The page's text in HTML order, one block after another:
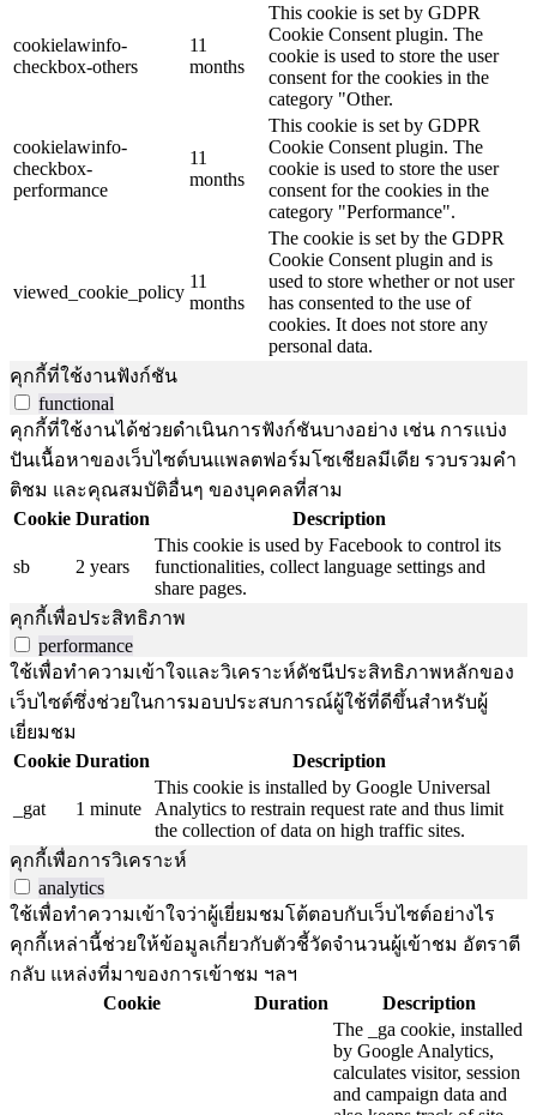
cookielawinfo-
checkbox-others
11
months
This cookie is set by GDPR
Cookie Consent plugin. The
cookie is used to store the user
consent for the cookies in the
category "Other.
cookielawinfo-
checkbox-
performance
11
months
This cookie is set by GDPR
Cookie Consent plugin. The
cookie is used to store the user
consent for the cookies in the
category "Performance".
viewed_cookie_policy
11
months
The cookie is set by the GDPR
Cookie Consent plugin and is
used to store whether or not user
has consented to the use of
cookies. It does not store any
personal data.
คุกกี้ที่ใช้งานฟังก์ชัน
functional
คุกกี้ที่ใช้งานได้ช่วยดำเนินการฟังก์ชันบางอย่าง เช่น การแบ่ง
ปันเนื้อหาของเว็บไซต์บนแพลตฟอร์มโซเชียลมีเดีย รวบรวมคำ
ติชม และคุณสมบัติอื่นๆ ของบุคคลที่สาม
Cookie Duration Description
sb 2 years
This cookie is used by Facebook to control its
functionalities, collect language settings and
share pages.
คุกกี้เพื่อประสิทธิภาพ
performance
ใช้เพื่อทำความเข้าใจและวิเคราะห์ดัชนีประสิทธิภาพหลักของ
เว็บไซต์ซึ่งช่วยในการมอบประสบการณ์ผู้ใช้ที่ดีขึ้นสำหรับผู้
เยี่ยมชม
Cookie Duration Description
_gat 1 minute
This cookie is installed by Google Universal
Analytics to restrain request rate and thus limit
the collection of data on high traffic sites.
คุกกี้เพื่อการวิเคราะห์
analytics
ใช้เพื่อทำความเข้าใจว่าผู้เยี่ยมชมโต้ตอบกับเว็บไซต์อย่างไร
คุกกี้เหล่านี้ช่วยให้ข้อมูลเกี่ยวกับตัวชี้วัดจำนวนผู้เข้าชม อัตราตี
กลับ แหล่งที่มาของการเข้าชม ฯลฯ
Cookie
Duration
Description
The _ga cookie, installed
by Google Analytics,
calculates visitor, session
and campaign data and